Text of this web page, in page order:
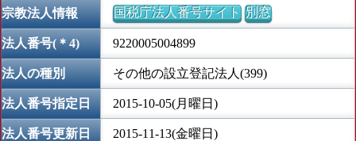
宗教法人情報 国税庁法人番号サイト 別窓
法人番号(＊4) 9220005004899
法人の種別 その他の設立登記法人(399)
法人番号指定日 2015-10-05(月曜日)
法人番号更新日 2015-11-13(金曜日)